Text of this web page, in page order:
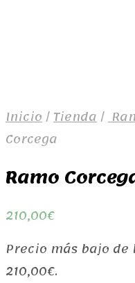
Inicio/Tienda/
Corcega
Ramo
210,00€
Precio más bajo
210,00€.